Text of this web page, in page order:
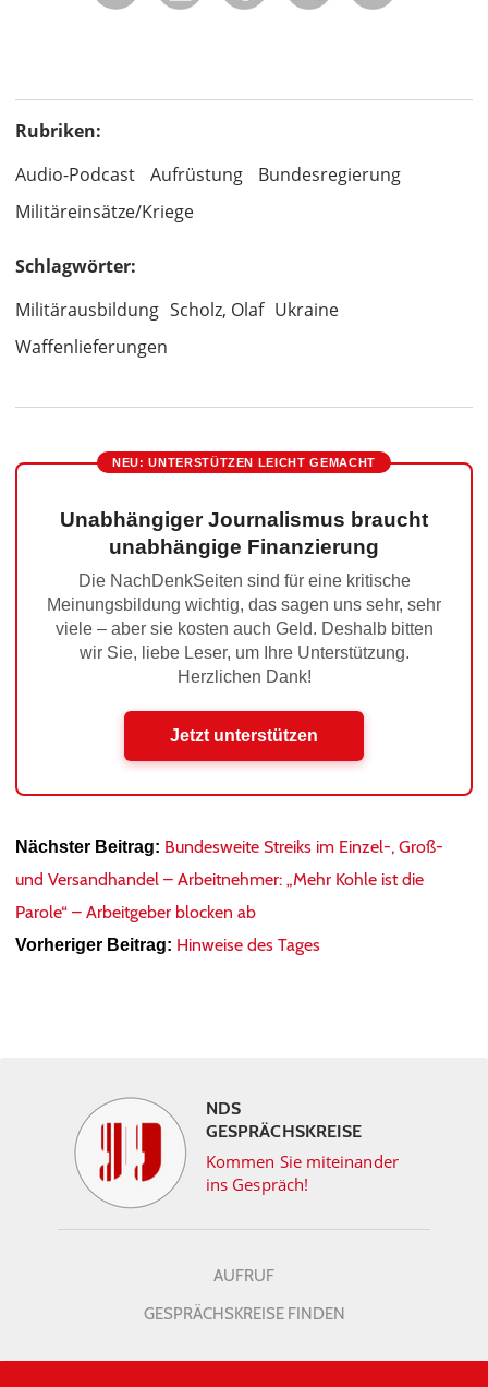
Rubriken:
Audio-Podcast
Aufrüstung
Bundesregierung
Militäreinsätze/Kriege
Schlagwörter:
Militärausbildung Scholz, Olaf Ukraine
Waffenlieferungen
NEU: UNTERSTÜTZEN LEICHT GEMACHT
Unabhängiger Journalismus braucht
unabhängige Finanzierung
Die NachDenkSeiten sind für eine kritische
Meinungsbildung wichtig, das sagen uns sehr, sehr
viele – aber sie kosten auch Geld. Deshalb bitten
wir Sie, liebe Leser, um Ihre Unterstützung.
Herzlichen Dank!
Jetzt unterstützen
Nächster Beitrag: Bundesweite Streiks im Einzel-, Groß-
und Versandhandel – Arbeitnehmer: „Mehr Kohle ist die
Parole“ – Arbeitgeber blocken ab
Vorheriger Beitrag: Hinweise des Tages
NDS
GESPRÄCHSKREISE
Kommen Sie miteinander
ins Gespräch!
AUFRUF
GESPRÄCHSKREISE FINDEN